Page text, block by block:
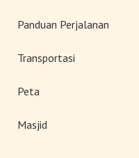
Panduan Perjalanan
Transportasi
Peta
Masjid